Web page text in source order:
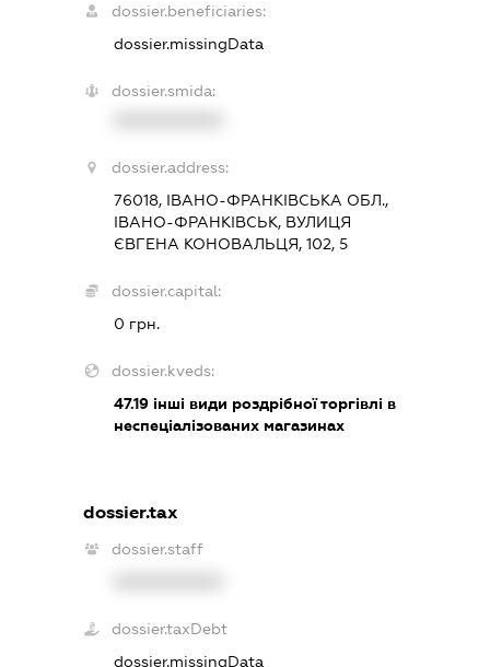
dossier.beneficiaries:
dossier.missingData
dossier.smida:
dossier.address:
76018, ІВАНО-ФРАНКІВСЬКА ОБЛ.,
ІВАНО-ФРАНКІВСЬК, ВУЛИЦЯ
ЄВГЕНА КОНОВАЛЬЦЯ, 102, 5
dossier.capital:
0 грн.
dossier.kveds:
47.19 інші види роздрібної торгівлі в
неспеціалізованих магазинах
dossier.tax
dossier.staff
dossier.taxDebt
dossier.missingData